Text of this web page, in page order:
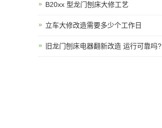
B20xx 型龙门刨床大修工艺
立车大修改造需要多少个工作日
旧龙门刨床电器翻新改造 运行可靠吗?